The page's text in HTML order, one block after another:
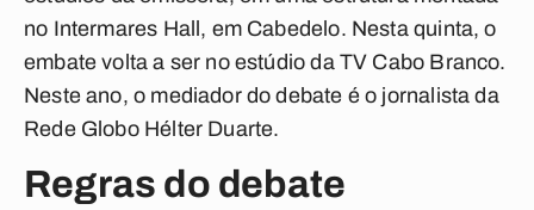
no Intermares Hall, em Cabedelo. Nesta quinta, o
embate volta a ser no estúdio da TV Cabo Branco.
Neste ano, o mediador do debate é o jornalista da
Rede Globo Hélter Duarte.
Regras do debate